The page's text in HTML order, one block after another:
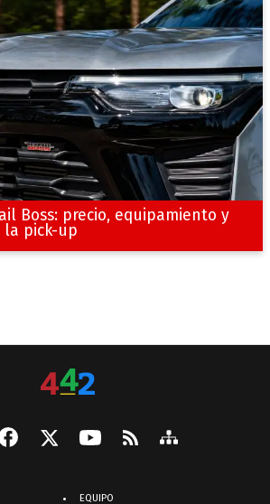
Boss: precio, equipamiento y
pick-up
EQUIPO